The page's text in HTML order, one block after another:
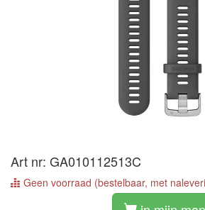
Art nr: GA010112513C
Geen voorraad (bestelbaar, met